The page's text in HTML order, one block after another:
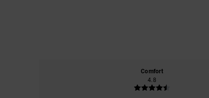
Comfort
4.8